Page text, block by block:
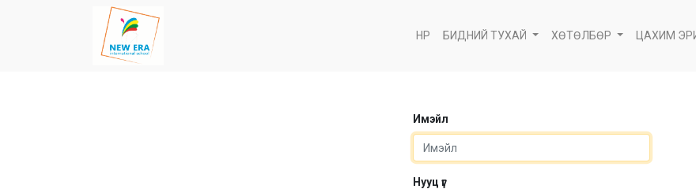
НҮҮР БИДНИЙ ТУХАЙ ХӨТӨЛБӨР ЦАХИМ
Имэйл
Нууц үг